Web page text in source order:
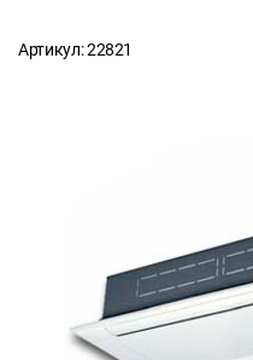
Артикул: 22821